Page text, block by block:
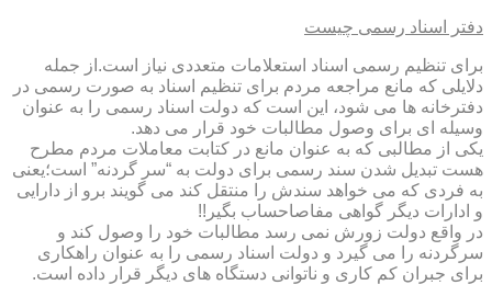
دفتر اسناد رسمی چیست
برای تنظیم رسمی اسناد استعلامات متعددی نیاز است.از جمله
دلایلی که مانع مراجعه مردم برای تنظیم اسناد به صورت رسمی در
دفترخانه ها می شود، این است که دولت اسناد رسمی را به عنوان
وسیله ای برای وصول مطالبات خود قرار می دهد.
یکی از مطالبی که به عنوان مانع در کتابت معاملات مردم مطرح
هست تبدیل شدن سند رسمی برای دولت به “سر گردنه” است؛یعنی
به فردی که می خواهد سندش را منتقل کند می گویند برو از دارایی
و ادارات دیگر گواهی مفاصاحساب بگیر!!
در واقع دولت زورش نمی رسد مطالبات خود را وصول کند و
سرگردنه را می گیرد و دولت اسناد رسمی را به عنوان راهکاری
برای جبران کم کاری و ناتوانی دستگاه های دیگر قرار داده است.